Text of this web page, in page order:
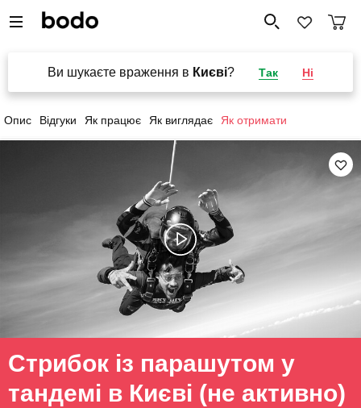
Ви шукаєте враження в Києві? Так Ні
Опис Відгуки Як працює Як виглядає Як отримати
Стрибок із парашутом у
тандемі в Києві (не активно)